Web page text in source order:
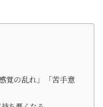
覚の乱れ」「苦手意